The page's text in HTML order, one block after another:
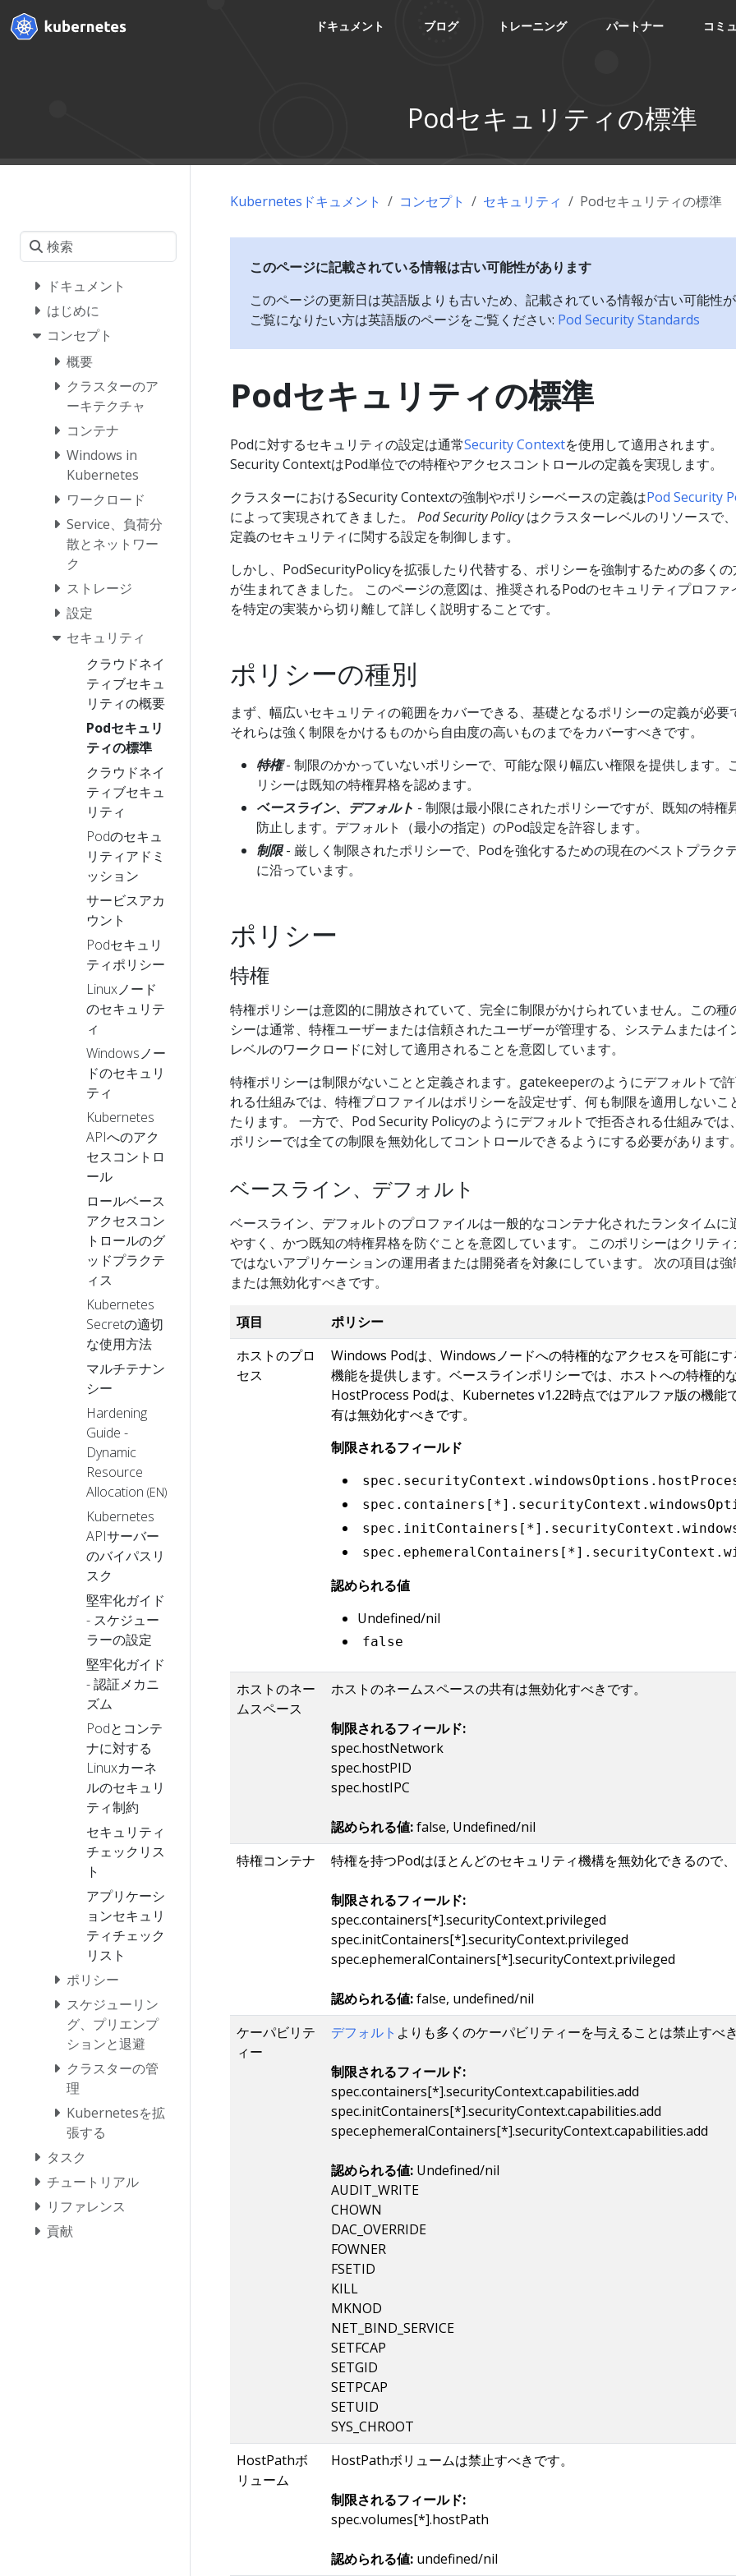
ドキュメント ブログ トレーニング パートナー コミ
Podセキュリティの標準
ドキュメント
はじめに
コンセプト
概要
クラスターのア
ーキテクチャ
コンテナ
Windows in
Kubernetes
ワークロード
Service、負荷分
散とネットワー
ク
ストレージ
設定
セキュリティ
クラウドネイ
ティブセキュ
リティの概要
Podセキュリ
ティの標準
クラウドネイ
ティブセキュ
リティ
Podのセキュ
リティアドミ
ッション
サービスアカ
ウント
Podセキュリ
ティポリシー
Linuxノード
のセキュリテ
ィ
Windowsノー
ドのセキュリ
ティ
Kubernetes
APIへのアク
セスコントロ
ール
ロールベース
アクセスコン
トロールのグ
ッドプラクテ
ィス
Kubernetes
Secretの適切
な使用方法
マルチテナン
シー
Hardening
Guide -
Dynamic
Resource
Allocation (EN)
Kubernetes
APIサーバー
のバイパスリ
スク
堅牢化ガイド
- スケジュー
ラーの設定
堅牢化ガイド
- 認証メカニ
ズム
Podとコンテ
ナに対する
Linuxカーネ
ルのセキュリ
ティ制約
セキュリティ
チェックリス
ト
アプリケーシ
ョンセキュリ
ティチェック
リスト
ポリシー
スケジューリン
グ、プリエンプ
ションと退避
クラスターの管
理
Kubernetesを拡
張する
タスク
チュートリアル
リファレンス
貢献
Kubernetesドキュメント コンセプト セキュリティ Podセキュリティの標準
このページに記載されている情報は古い可能性があります
このページの更新日は英語版よりも古いため、記載されている情報が古い可能性
ご覧になりたい方は英語版のページをご覧ください: Pod Security Standards
Podセキュリティの標準
Podに対するセキュリティの設定は通常Security Contextを使用して適用されます。
Security ContextはPod単位での特権やアクセスコントロールの定義を実現します。
クラスターにおけるSecurity Contextの強制やポリシーベースの定義はPod Security
によって実現されてきました。 Pod Security Policyはクラスターレベルのリソースで
定義のセキュリティに関する設定を制御します。
しかし、PodSecurityPolicyを拡張したり代替する、ポリシーを強制するための多く
が生まれてきました。 このページの意図は、推奨されるPodのセキュリティプロファ
を特定の実装から切り離して詳しく説明することです。
ポリシーの種別
まず、幅広いセキュリティの範囲をカバーできる、基礎となるポリシーの定義が必要
それらは強く制限をかけるものから自由度の高いものまでをカバーすべきです。
特権- 制限のかかっていないポリシーで、可能な限り幅広い権限を提供します。
リシーは既知の特権昇格を認めます。
ベースライン、デフォルト - 制限は最小限にされたポリシーですが、既知の特権
防止します。デフォルト（最小の指定）のPod設定を許容します。
制限- 厳しく制限されたポリシーで、Podを強化するための現在のベストプラク
に沿っています。
ポリシー
特権
特権ポリシーは意図的に開放されていて、完全に制限がかけられていません。この種
シーは通常、特権ユーザーまたは信頼されたユーザーが管理する、システムまたはイ
レベルのワークロードに対して適用されることを意図しています。
特権ポリシーは制限がないことと定義されます。gatekeeperのようにデフォルトで
れる仕組みでは、特権プロファイルはポリシーを設定せず、何も制限を適用しないこ
たります。 一方で、Pod Security Policyのようにデフォルトで拒否される仕組みでは
ポリシーでは全ての制限を無効化してコントロールできるようにする必要があります
ベースライン、デフォルト
ベースライン、デフォルトのプロファイルは一般的なコンテナ化されたランタイムに
やすく、かつ既知の特権昇格を防ぐことを意図しています。 このポリシーはクリテ
ではないアプリケーションの運用者または開発者を対象にしています。 次の項目は
または無効化すべきです。
項目
ポリシー
ホストのプロ
セス
Windows Podは、Windowsノードへの特権的なアクセスを可能にす
機能を提供します。ベースラインポリシーでは、ホストへの特権的
HostProcess Podは、Kubernetes v1.22時点ではアルファ版の機能
有は無効化すべきです。
制限されるフィールド
認められる値
Undefined/nil
false
ホストのネー
ムスペース
ホストのネームスペースの共有は無効化すべきです。
制限されるフィールド:
spec.hostNetwork
spec.hostPID
spec.hostIPC
認められる値:false, Undefined/nil
特権コンテナ
特権を持つPodはほとんどのセキュリティ機構を無効化できるので
制限されるフィールド:
spec.containers[*].securityContext.privileged
spec.initContainers[*].securityContext.privileged
spec.ephemeralContainers[*].securityContext.privileged
認められる値:false, undefined/nil
ケーパビリテ
ィー
デフォルト よりも多くのケーパビリティーを与えることは禁止すべ
制限されるフィールド:
spec.containers[*].securityContext.capabilities.add
spec.initContainers[*].securityContext.capabilities.add
spec.ephemeralContainers[*].securityContext.capabilities.add
認められる値: Undefined/nil
AUDIT_WRITE
CHOWN
DAC_OVERRIDE
FOWNER
FSETID
KILL
MKNOD
NET_BIND_SERVICE
SETFCAP
SETGID
SETPCAP
SETUID
SYS_CHROOT
HostPathボ
リューム
HostPathボリュームは禁止すべきです。
制限されるフィールド:
spec.volumes[*].hostPath
認められる値: undefined/nil